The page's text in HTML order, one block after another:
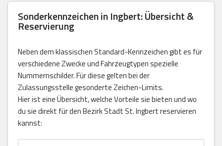
Sonderkennzeichen in Ingbert: Übersicht &
Reservierung
Neben dem klassischen Standard-Kennzeichen gibt es für
verschiedene Zwecke und Fahrzeugtypen spezielle
Nummernschilder. Für diese gelten bei der
Zulassungsstelle gesonderte Zeichen-Limits.
Hier ist eine Übersicht, welche Vorteile sie bieten und wo
du sie direkt für den Bezirk Stadt St. Ingbert reservieren
kannst: